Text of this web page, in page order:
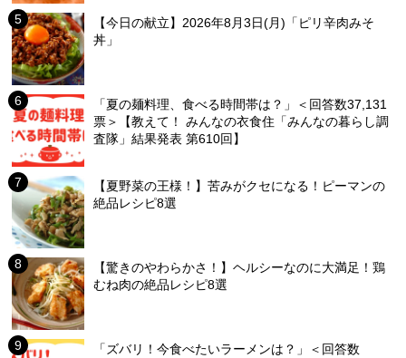
【今日の献立】2026年8月3日(月)「ピリ辛肉みそ
丼」
「夏の麺料理、食べる時間帯は？」＜回答数37,131
票＞【教えて！ みんなの衣食住「みんなの暮らし調
査隊」結果発表 第610回】
【夏野菜の王様！】苦みがクセになる！ピーマンの
絶品レシピ8選
【驚きのやわらかさ！】ヘルシーなのに大満足！鶏
むね肉の絶品レシピ8選
「ズバリ！今食べたいラーメンは？」＜回答数